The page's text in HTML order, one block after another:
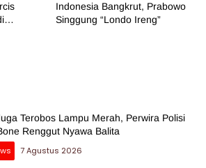
Indonesia Bangkrut, Prabowo
Singgung “Londo Ireng”
Terobos Lampu Merah, Perwira Polisi
Renggut Nyawa Balita
7 Agustus 2026